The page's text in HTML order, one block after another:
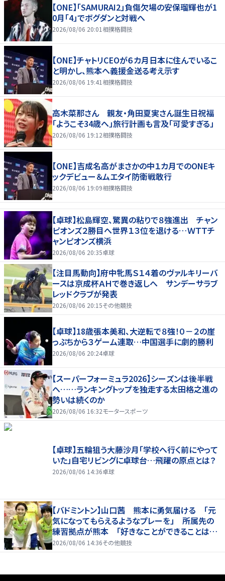
【ONE】「SAMURAI2」負傷欠場の安保瑠輝也が1
0月「4」でボグダンと対戦へ
2026/08/06 20:01 相撲格闘技
【ONE】チャトリCEOが６カ月日本に住んでいるこ
と明かし、熊本へ義援金送る考え示す
2026/08/06 19:41 相撲格闘技
高木菜那さん 親友・角田夏実さん誕生日祝福
「ようこそ34歳へ」旅行計画も言及「可愛すぎる」
2026/08/06 19:12相撲格闘技
【ONE】吉成名高がまさかの中１カ月でのONEキ
ックデビュー＆ムエタイ防衛戦敢行
2026/08/06 19:09相撲格闘技
【卓球】松島輝空、驚異の粘りで８強進出 チャン
ピオンズ２勝目へ世界１３位を退ける…ＷＴＴチ
ャンピオンズ横浜
2026/08/06 20:35卓球
【注目馬動向】府中牝馬Ｓ１４着のヴァルキリーバ
ースは京成杯ＡＨで巻き返しへ サンデーサラブ
レッドクラブが発表
2026/08/06 20:15その他競技
【卓球】18歳張本美和、大逆転で８強！０－２の崖
っぷちから３ゲーム連取…中国選手に劇的勝利
2026/08/06 20:24卓球
【スーパーフォーミュラ2026】シーズンは後半戦
へ……ランキングトップを独走する太田格之進の
勢いは続くのか
2026/08/06 16:32モータースポーツ
【卓球】五輪狙う大藤沙月「学校へ行く前にやって
いた」自宅リビングに卓球台…飛躍の原点とは？
2026/08/06 14:36卓球
【バドミントン】山口茜 熊本に勇気届ける 「元
気になってもらえるようなプレーを」 所属先の
練習拠点が熊本 「好きなことができることは当
たり前じゃない」
2026/08/06 14:36その他競技